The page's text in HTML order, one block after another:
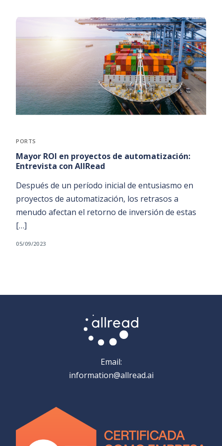
PORTS
Mayor ROI en proyectos de automatización:
Entrevista con AllRead
Después de un período inicial de entusiasmo en
proyectos de automatización, los retrasos a
menudo afectan el retorno de inversión de estas
[…]
05/09/2023
Email:
information@allread.ai